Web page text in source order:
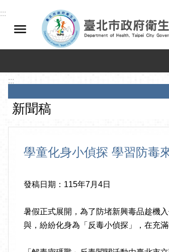
跳到主要內容區塊
:::
:::
新聞稿
學童化身小偵探 學習防毒
發稿日期：115年7月4日
暑假正式展開，為了防堵新興毒品趁機
與，紛紛化身為「反毒小偵探」，在充